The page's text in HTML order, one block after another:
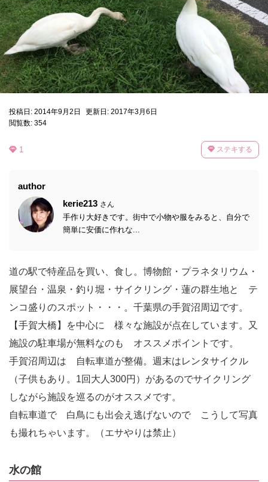
投稿日: 2014年9月2日
更新日: 2017年3月6日
閲覧数: 354
1 ステキする
author
kerie213 さん
手作り大好きです。街中で小物や服をみると、自分で
簡単に安価に作れな...
道の駅で特産品を買い、食し。博物館・プラネタリウム・
展望台・温泉・釣り堀・サイクリング・蓮の群生地と テ
ンコ盛りのスポット・・・。千葉県の手賀沼周辺です。
【手賀大橋】を中心に 様々な施設が点在しています。又
施設の駐車場が無料なのも オススメポイントです。
手賀沼周辺は 自転車道が整備。週末はレンタサイクル
（子供もあり。1回大人300円）があるのでサイクリング
しながら施設を巡るのがオススメです。
自転車道で 白鳥にも出会え逃げないので こうして写真
も撮れちゃいます。（エサやりは禁止）
水の館